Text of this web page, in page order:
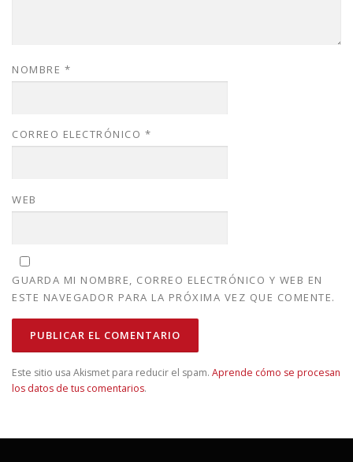
NOMBRE *
CORREO ELECTRÓNICO *
WEB
GUARDA MI NOMBRE, CORREO ELECTRÓNICO Y WEB EN
ESTE NAVEGADOR PARA LA PRÓXIMA VEZ QUE COMENTE.
Este sitio usa Akismet para reducir el spam. Aprende cómo se procesan
los datos de tus comentarios.